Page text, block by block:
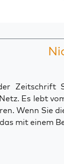
Zeitschrift
Es lebt
Wenn Sie
mit einem